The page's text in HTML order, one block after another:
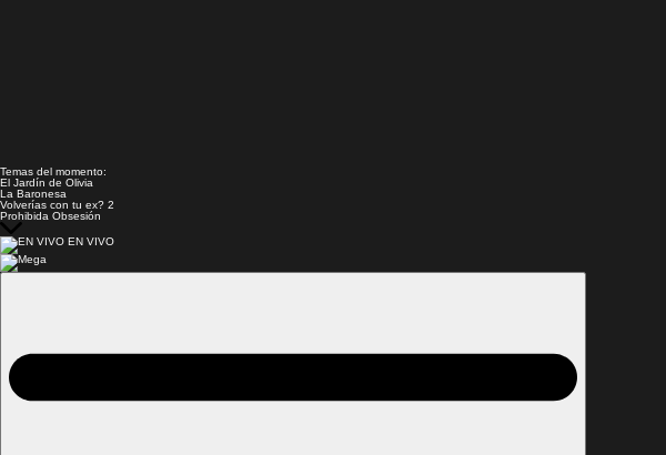
Temas del momento:
El Jardín de Olivia
La Baronesa
Volverías con tu ex? 2
Prohibida Obsesión
EN VIVO